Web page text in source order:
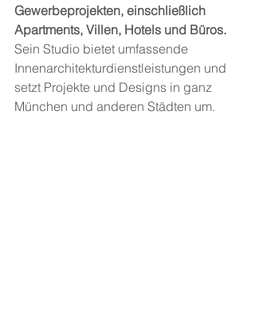
Gewerbeprojekten, einschließlich
Apartments, Villen, Hotels und Büros.
Sein Studio bietet umfassende
Innenarchitekturdienstleistungen und
setzt Projekte und Designs in ganz
München und anderen Städten um​.